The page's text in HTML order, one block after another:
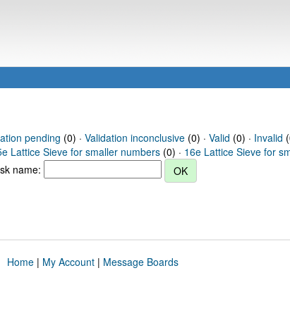
pending (0) · Validation inconclusive(0) · Valid (0) · Invalid
Lattice Sieve for smaller numbers (0) · 16e Lattice Sieve for
name:
Home| My Account| Message Boards